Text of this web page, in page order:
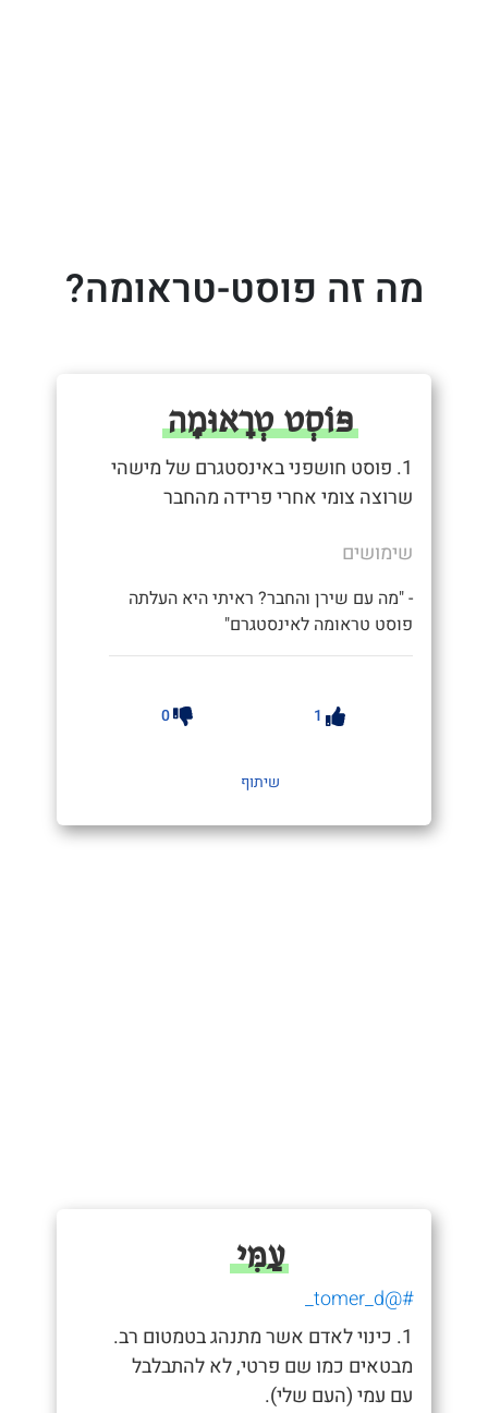
מה זה פוסט-טראומה?
פּוֹסְט טְרָאוּמָה
1. פוסט חושפני באינסטגרם של מישהי
שרוצה צומי אחרי פרידה מהחבר
שימושים
- "מה עם שירן והחבר? ראיתי היא העלתה
פוסט טראומה לאינסטגרם"
1
0
שיתוף
עַמִּי
#@tomer_d_
1. כינוי לאדם אשר מתנהג בטמטום רב.
מבטאים כמו שם פרטי, לא להתבלבל
עם עמי (העם שלי).